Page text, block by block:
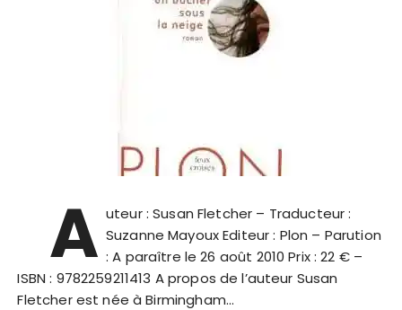
A uteur : Susan Fletcher – Traducteur :
Suzanne Mayoux Editeur : Plon – Parution
: A paraître le 26 août 2010 Prix : 22 € –
ISBN : 9782259211413 A propos de l’auteur Susan
Fletcher est née à Birmingham…